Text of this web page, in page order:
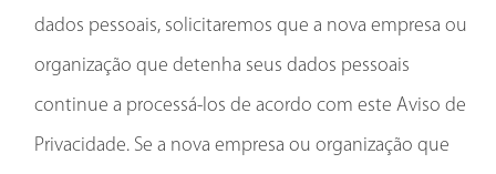
dados pessoais, solicitaremos que a nova empresa ou
organização que detenha seus dados pessoais
continue a processá-los de acordo com este Aviso de
Privacidade. Se a nova empresa ou organização que